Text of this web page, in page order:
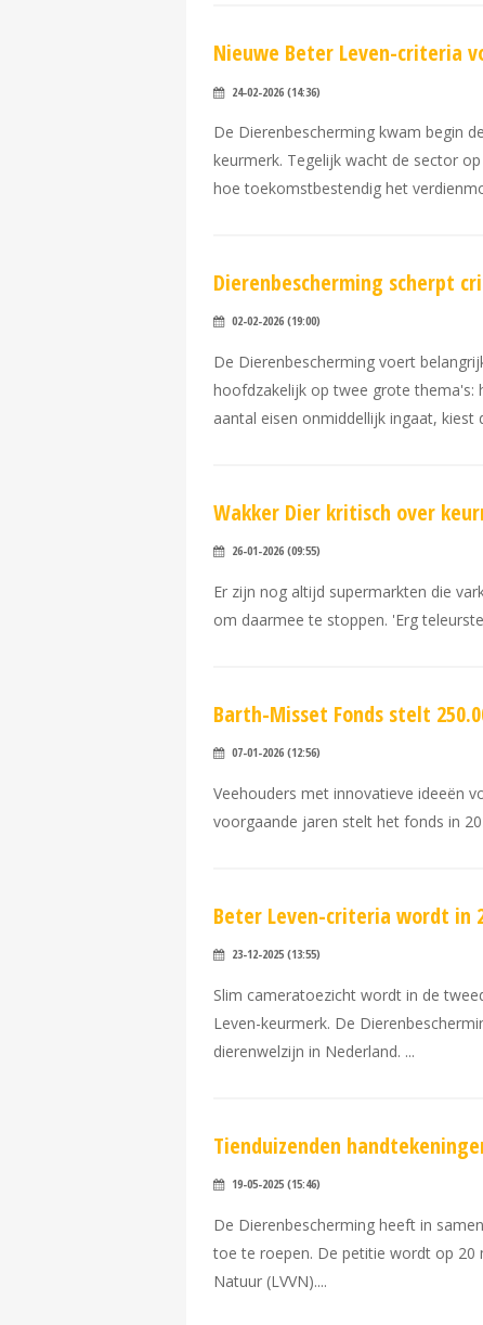
Nieuwe Beter Leven-criteria
24-02-2026 (14:36)
De Dierenbescherming kwam begin
keurmerk. Tegelijk wacht de sector
hoe toekomstbestendig het
Dierenbescherming scherpt
02-02-2026 (19:00)
De Dierenbescherming voert
hoofdzakelijk op twee grote thema's:
aantal eisen onmiddellijk ingaat,
Wakker Dier kritisch over
26-01-2026 (09:55)
Er zijn nog altijd supermarkten die
om daarmee te stoppen. 'Erg
Barth-Misset Fonds stelt
07-01-2026 (12:56)
Veehouders met innovatieve ideeën
voorgaande jaren stelt het fonds in
Beter Leven-criteria wordt in
23-12-2025 (13:55)
Slim cameratoezicht wordt in de
Leven-keurmerk. De
dierenwelzijn in Nederland.
Tienduizenden
19-05-2025 (15:46)
De Dierenbescherming heeft in
toe te roepen. De petitie wordt op 20
Natuur (LVVN).